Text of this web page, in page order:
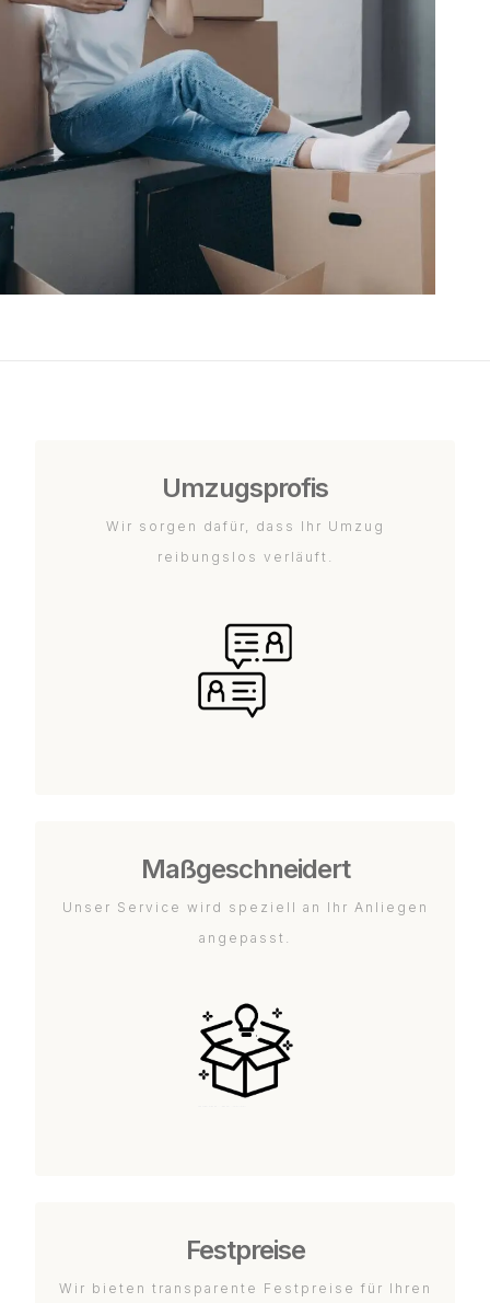
Umzugsprofis
Wir sorgen dafür, dass Ihr Umzug
reibungslos verläuft.
Maßgeschneidert
Unser Service wird speziell an Ihr Anliegen
angepasst.
Festpreise
Wir bieten transparente Festpreise für Ihren